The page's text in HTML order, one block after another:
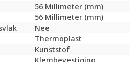
56 Millimeter (mm)
56 Millimeter (mm)
Nee
Thermoplast
Kunststof
Klembevestiging